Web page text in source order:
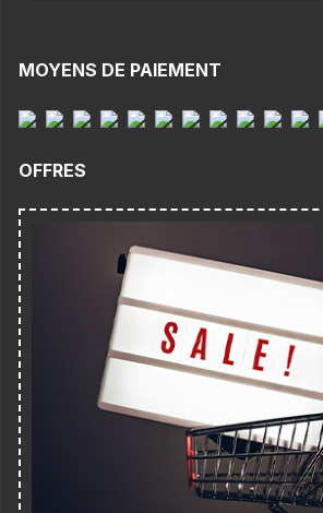
MOYENS DE PAIEMENT
OFFRES